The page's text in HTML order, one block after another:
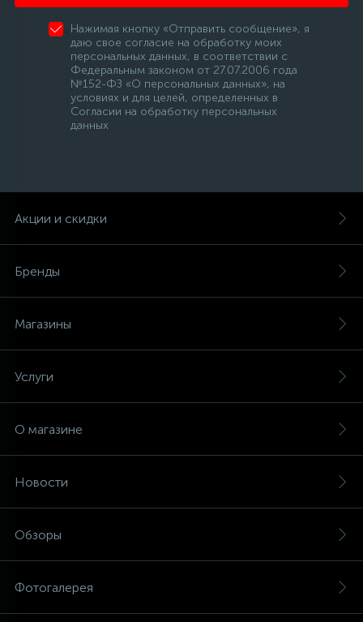
Нажимая кнопку «Отправить сообщение», я
даю свое согласие на обработку моих
персональных данных, в соответствии с
Федеральным законом от 27.07.2006 года
№152-ФЗ «О персональных данных», на
условиях и для целей, определенных в
Согласии на обработку персональных
данных
Акции и скидки
Бренды
Магазины
Услуги
О магазине
Новости
Обзоры
Фотогалерея